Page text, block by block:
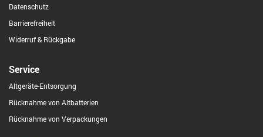
Datenschutz
Barrierefreiheit
Widerruf & Rückgabe
Service
Altgeräte-Entsorgung
Rücknahme von Altbatterien
Rücknahme von Verpackungen